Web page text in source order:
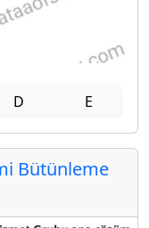
D E
Bütünleme